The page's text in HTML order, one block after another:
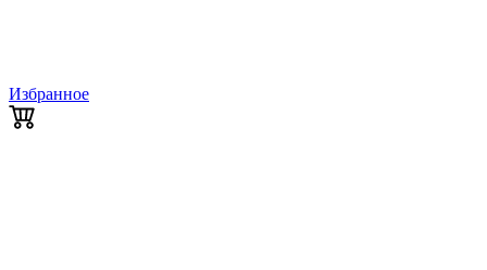
Избранное